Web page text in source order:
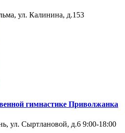
ул. Калинина, д.153
гимнастике Приволжанка
ул. Сыртлановой, д.6 9:00-18:00